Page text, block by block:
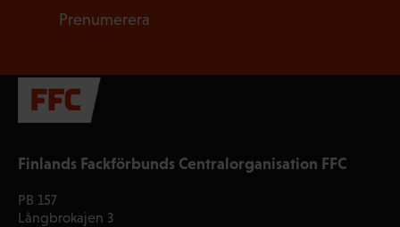
Finlands Fackförbunds Centralorganisation FFC
PB 157
Långbrokajen 3
Prenumerera